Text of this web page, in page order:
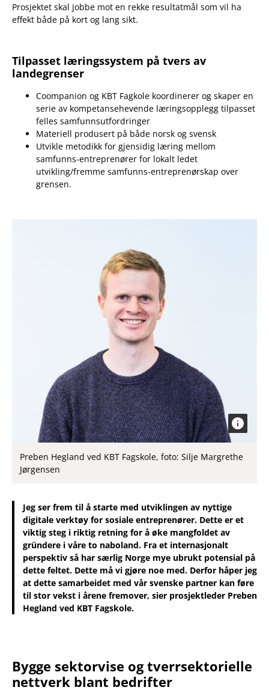
Prosjektet skal jobbe mot en rekke resultatmål som vil ha
effekt både på kort og lang sikt.
Tilpasset læringssystem på tvers av
landegrenser
Coompanion og KBT Fagkole koordinerer og skaper en
serie av kompetansehevende læringsopplegg tilpasset
felles samfunnsutfordringer
Materiell produsert på både norsk og svensk
Utvikle metodikk for gjensidig læring mellom
samfunns-entreprenører for lokalt ledet
utvikling/fremme samfunns-entreprenørskap over
grensen.
Preben Hegland ved KBT Fagskole, foto: Silje Margrethe
Jørgensen
Jeg ser frem til å starte med utviklingen av nyttige
digitale verktøy for sosiale entreprenører. Dette er et
viktig steg i riktig retning for å øke mangfoldet av
gründere i våre to naboland. Fra et internasjonalt
perspektiv så har særlig Norge mye ubrukt potensial på
dette feltet. Dette må vi gjøre noe med. Derfor håper jeg
at dette samarbeidet med vår svenske partner kan føre
til stor vekst i årene fremover, sier prosjektleder Preben
Hegland ved KBT Fagskole.
Bygge sektorvise og tverrsektorielle
nettverk blant bedrifter